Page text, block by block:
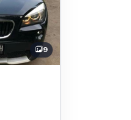
9